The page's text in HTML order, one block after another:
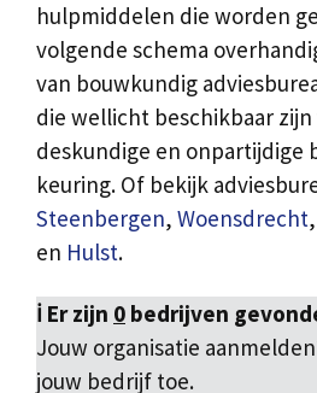
hulpmiddelen die worden
volgende schema
van bouwkundig
die wellicht beschikbaar zijn
deskundige en onpartijdige
keuring. Of bekijk
Steenbergen, Woensdrecht,
en Hulst.
ℹ️ Er zijn 0 bedrijven
Jouw organisatie
jouw bedrijf toe.